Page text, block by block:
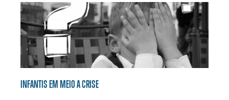
INFANTIS EM MEIO A CRISE